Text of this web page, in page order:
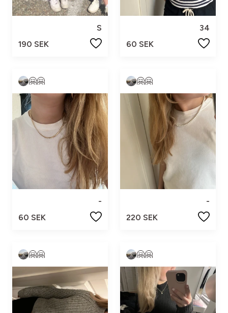
S
190 SEK
34
60 SEK
🤗🤗
-
60 SEK
🤗🤗
-
220 SEK
🤗🤗 🤗🤗